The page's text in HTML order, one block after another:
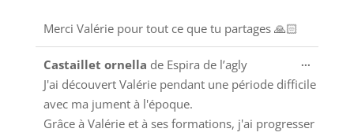
Merci Valérie pour tout ce que tu partages 🙏🏻
Castaillet ornella de Espira de l’agly
J'ai découvert Valérie pendant une période difficile
avec ma jument à l'époque.
Grâce à Valérie et à ses formations, j'ai progresser
...
boîte